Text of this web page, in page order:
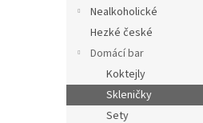
Nealkoholické
Hezké české
Domácí bar
Koktejly
Skleničky
Sety